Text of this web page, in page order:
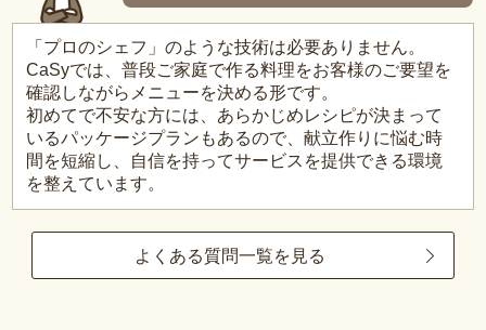
「プロのシェフ」のような技術は必要ありません。
CaSyでは、普段ご家庭で作る料理をお客様のご要望を
確認しながらメニューを決める形です。
初めてで不安な方には、あらかじめレシピが決まって
いるパッケージプランもあるので、献立作りに悩む時
間を短縮し、自信を持ってサービスを提供できる環境
を整えています。
よくある質問一覧を見る